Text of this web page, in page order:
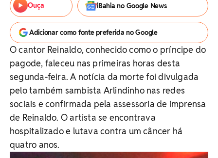
Ouça iBahia no Google News
Adicionar como fonte preferida no Google
O cantor Reinaldo, conhecido como o príncipe do
pagode, faleceu nas primeiras horas desta
segunda-feira. A notícia da morte foi divulgada
pelo também sambista Arlindinho nas redes
sociais e confirmada pela assessoria de imprensa
de Reinaldo. O artista se encontrava
hospitalizado e lutava contra um câncer há
quatro anos.